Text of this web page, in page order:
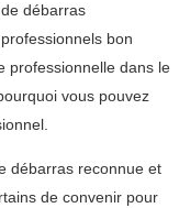
débarras
bon
professionnelle dans le
vous pouvez
débarras reconnue et
de convenir pour